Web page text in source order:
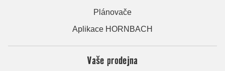
Plánovače
Aplikace HORNBACH
Vaše prodejna